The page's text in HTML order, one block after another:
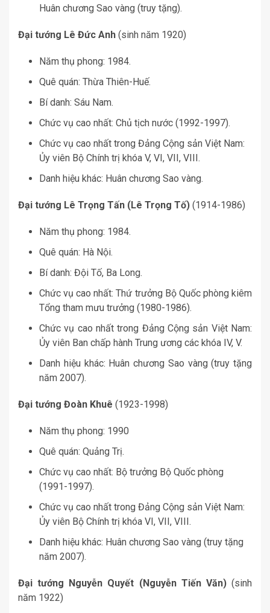
Huân chương Sao vàng (truy tặng).
Đại tướng Lê Đức Anh (sinh năm 1920)
Năm thụ phong: 1984.
Quê quán: Thừa Thiên-Huế.
Bí danh: Sáu Nam.
Chức vụ cao nhất: Chủ tịch nước (1992-1997).
Chức vụ cao nhất trong Đảng Cộng sản Việt Nam:
Ủy viên Bộ Chính trị khóa V, VI, VII, VIII.
Danh hiệu khác: Huân chương Sao vàng.
Đại tướng Lê Trọng Tấn (Lê Trọng Tố) (1914-1986)
Năm thụ phong: 1984.
Quê quán: Hà Nội.
Bí danh: Đội Tố, Ba Long.
Chức vụ cao nhất: Thứ trưởng Bộ Quốc phòng kiêm
Tổng tham mưu trưởng (1980-1986).
Chức vụ cao nhất trong Đảng Cộng sản Việt Nam:
Ủy viên Ban chấp hành Trung ương các khóa IV, V.
Danh hiệu khác: Huân chương Sao vàng (truy tặng
năm 2007).
Đại tướng Đoàn Khuê (1923-1998)
Năm thụ phong: 1990
Quê quán: Quảng Trị.
Chức vụ cao nhất: Bộ trưởng Bộ Quốc phòng
(1991-1997).
Chức vụ cao nhất trong Đảng Cộng sản Việt Nam:
Ủy viên Bộ Chính trị khóa VI, VII, VIII.
Danh hiệu khác: Huân chương Sao vàng (truy tặng
năm 2007).
Đại tướng Nguyễn Quyết (Nguyễn Tiến Văn) (sinh
năm 1922)